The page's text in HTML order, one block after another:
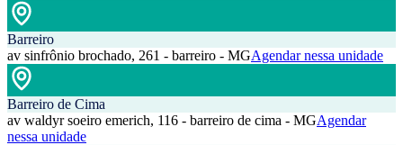
Barreiro
av sinfrônio brochado, 261 - barreiro - MGAgendar nessa unidade
Barreiro de Cima
av waldyr soeiro emerich, 116 - barreiro de cima - MGAgendar
nessa unidade